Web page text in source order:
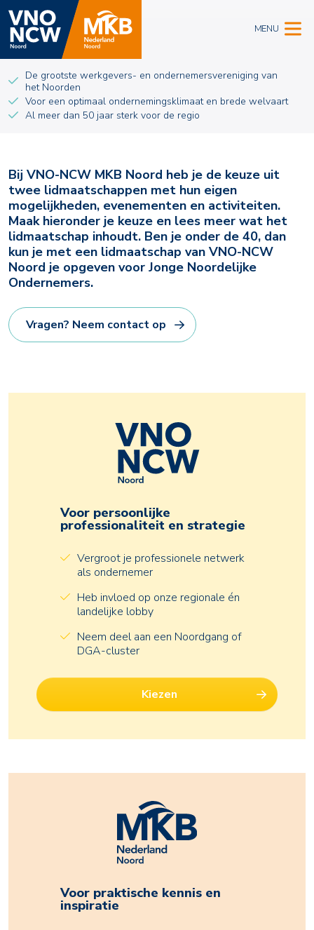
MENU
De grootste werkgevers- en ondernemersvereniging van
het Noorden
Voor een optimaal ondernemingsklimaat en brede welvaart
Al meer dan 50 jaar sterk voor de regio
Bij VNO-NCW MKB Noord heb je de keuze uit
twee lidmaatschappen met hun eigen
mogelijkheden, evenementen en activiteiten.
Maak hieronder je keuze en lees meer wat het
lidmaatschap inhoudt. Ben je onder de 40, dan
kun je met een lidmaatschap van VNO-NCW
Noord je opgeven voor Jonge Noordelijke
Ondernemers.
Vragen? Neem contact op
Voor persoonlijke
professionaliteit en strategie
Vergroot je professionele netwerk
als ondernemer
Heb invloed op onze regionale én
landelijke lobby
Neem deel aan een Noordgang of
DGA-cluster
Kiezen
Voor praktische kennis en
inspiratie